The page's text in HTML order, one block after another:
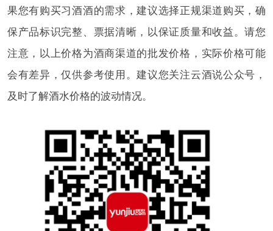
果您有购买习酒酒的需求，建议选择正规渠道购买，确
保产品标识完整、票据清晰，以保证质量和收益。请您
注意，以上价格为酒商渠道的批发价格，实际价格可能
会有差异，仅供参考使用。建议您关注云酒说公众号，
及时了解酒水价格的波动情况。